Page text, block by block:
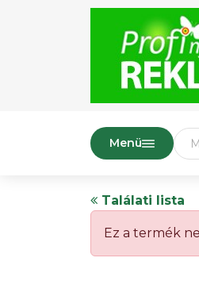
Menü
Találati lista
Ez a termék